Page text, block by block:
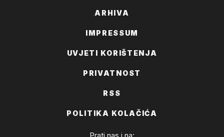
ARHIVA
IMPRESSUM
UVJETI KORIŠTENJA
PRIVATNOST
RSS
POLITIKA KOLAČIĆA